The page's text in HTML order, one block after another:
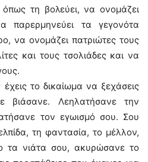
όπως τη βολεύει, να ονομάζει
παρερμηνεύει τα γεγονότα
να ονομάζει πατριώτες τους
και τους τσολιάδες και να
το δικαίωμα να ξεχάσεις
βιάσανε. Λεηλατήσανε την
τον εγωισμό σου. Σου
τη φαντασία, το μέλλον,
τα νιάτα σου, ακυρώσανε το